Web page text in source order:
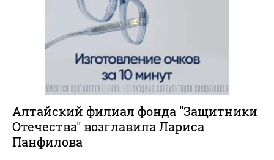
Алтайский филиал фонда "Защитники
Отечества" возглавила Лариса
Панфилова